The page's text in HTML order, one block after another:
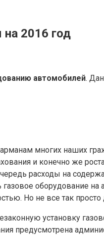
2016 год
автомобилей.
многих наших
и конечно же
расходы на
оборудование
Но не все так просто
установку
предусмотрена